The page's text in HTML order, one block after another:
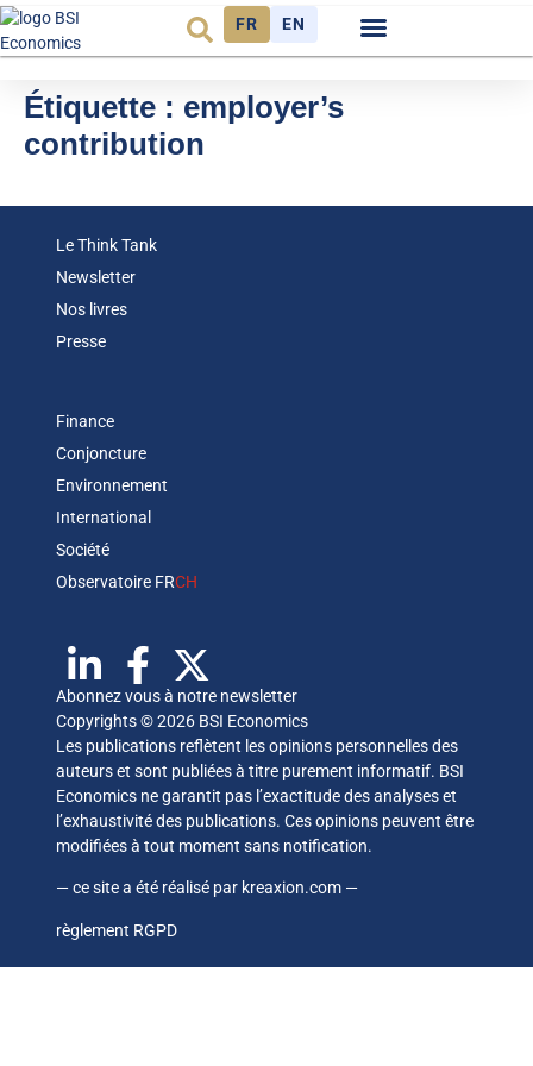
FR EN
Étiquette : employer’s
contribution
Le Think Tank
Newsletter
Nos livres
Presse
Finance
Conjoncture
Environnement
International
Société
Observatoire FRCH
Abonnez vous à notre newsletter
Copyrights © 2026 BSI Economics
Les publications reflètent les opinions personnelles des
auteurs et sont publiées à titre purement informatif. BSI
Economics ne garantit pas l’exactitude des analyses et
l’exhaustivité des publications. Ces opinions peuvent être
modifiées à tout moment sans notification.
— ce site a été réalisé par kreaxion.com —
règlement RGPD